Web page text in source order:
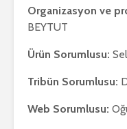
Organizasyon ve
BEYTUT
Ürün Sorumlusu:
Tribün Sorumlusu:
Web Sorumlusu: